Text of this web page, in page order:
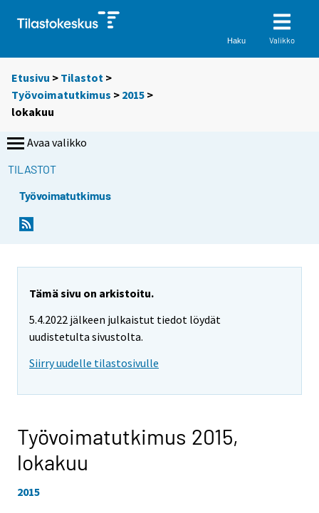
Haku Valikko
Etusivu > Tilastot >
Työvoimatutkimus > 2015 >
lokakuu
Avaa valikko
TILASTOT
Työvoimatutkimus
Tämä sivu on arkistoitu.
5.4.2022 jälkeen julkaistut tiedot löydät
uudistetulta sivustolta.
Siirry uudelle tilastosivulle
Työvoimatutkimus 2015,
lokakuu
2015